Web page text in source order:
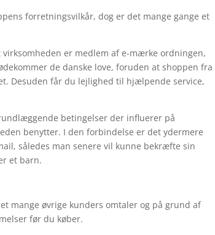
forretningsvilkår, dog er det mange gange et
er medlem af e-mærke ordningen,
de danske love, foruden at shoppen fra
Desuden får du lejlighed til hjælpende service,
betingelser der influerer på
benytter. I den forbindelse er det ydermere
således man senere vil kunne bekræfte sin
et barn.
mange øvrige kunders omtaler og på grund af
før du køber.